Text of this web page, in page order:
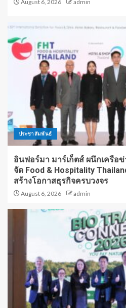
August 6, 2026 admin
ประชาสัมพันธ์
อินฟอร์มา มาร์เก็ตส์ ผนึกเครือ
จัด Food & Hospitality
สร้างโอกาสธุรกิจครบวงจร
August 6, 2026 admin